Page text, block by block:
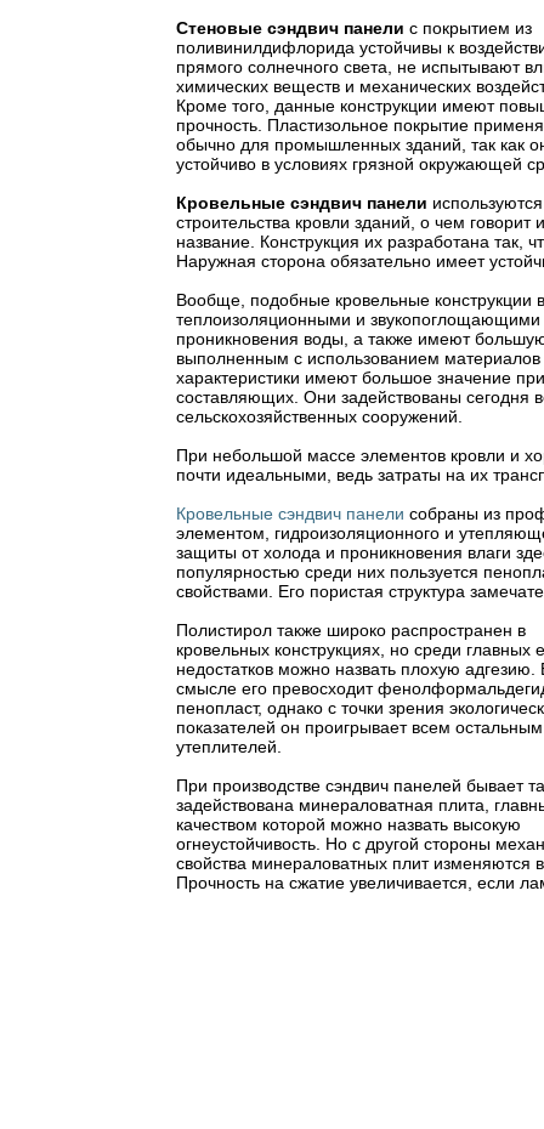
Стеновые сэндвич панели с покрытием из
поливинилдифлорида устойчивы к
прямого солнечного света, не испытывают
химических веществ и механических
Кроме того, данные конструкции имеют
прочность. Пластизольное покрытие
обычно для промышленных зданий, так как
устойчиво в условиях грязной окружающей
Кровельные сэндвич панели
строительства кровли зданий, о чем говорит
название. Конструкция их разработана так,
Наружная сторона обязательно имеет
Вообще, подобные кровельные конструкции
теплоизоляционными и звукопоглощающими
проникновения воды, а также имеют
выполненным с использованием материалов
характеристики имеют большое значение
составляющих. Они задействованы сегодня
сельскохозяйственных сооружений.
При небольшой массе элементов кровли и
почти идеальными, ведь затраты на их
Кровельные сэндвич панели собраны из
элементом, гидроизоляционного и
защиты от холода и проникновения влаги
популярностью среди них пользуется
свойствами. Его пористая структура
Полистирол также широко распространен в
кровельных конструкциях, но среди главных
недостатков можно назвать плохую адгезию.
смысле его превосходит
пенопласт, однако с точки зрения
показателей он проигрывает всем
утеплителей.
При производстве сэндвич панелей бывает
задействована минераловатная плита,
качеством которой можно назвать высокую
огнеустойчивость. Но с другой стороны
свойства минераловатных плит изменяются
Прочность на сжатие увеличивается, если